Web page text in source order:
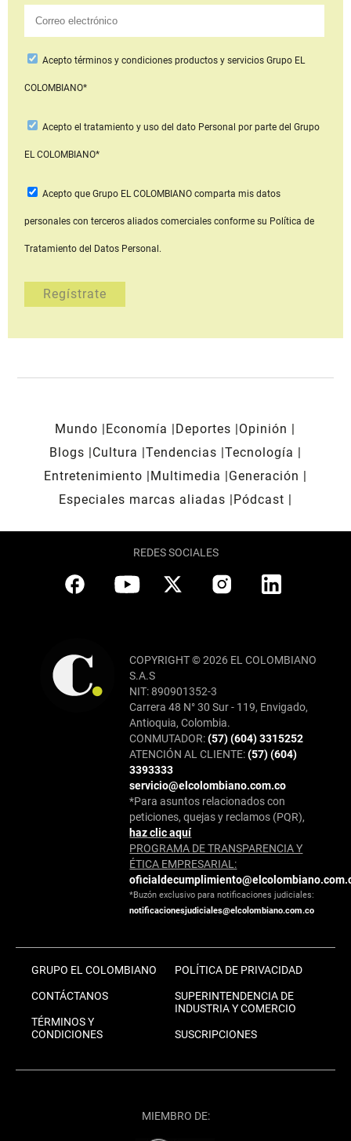
Aceptotérminos y condiciones productos y serviciosGrupo EL
COLOMBIANO*
Acepto el tratamiento y uso del dato Personal por parte del Grupo
EL COLOMBIANO*
Acepto que Grupo EL COLOMBIANOcomparta mis datos
personales con terceros aliados comerciales conforme su Política de
Tratamiento del Datos Personal.
Mundo Economía Deportes
Opinión
Blogs
Cultura Tendencias Tecnología
Entretenimiento
Multimedia
Generación
Especiales marcas aliadas
Pódcast
REDES SOCIALES
COPYRIGHT © 2026 EL COLOMBIANO
S.A.S
NIT: 890901352-3
Carrera 48 N° 30 Sur - 119, Envigado,
Antioquia, Colombia.
CONMUTADOR:(57) (604) 3315252
ATENCIÓN AL CLIENTE:(57) (604)
3393333
servicio@elcolombiano.com.co
*Para asuntos relacionados con
peticiones, quejas y reclamos (PQR),
haz clic aquí
PROGRAMA DE TRANSPARENCIA Y
ÉTICA EMPRESARIAL:
*Buzón exclusivo para notificaciones judiciales:
notificacionesjudiciales@elcolombiano.com.co
GRUPO EL COLOMBIANO
CONTÁCTANOS
TÉRMINOS Y
CONDICIONES
POLÍTICA DE PRIVACIDAD
SUPERINTENDENCIA DE
INDUSTRIA Y COMERCIO
SUSCRIPCIONES
MIEMBRO DE: